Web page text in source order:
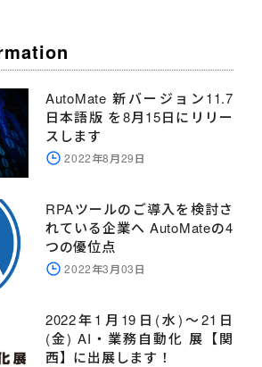
AutoMate 新バージョン11.7
日本語版 を8月15日にリリー
スします
2022年8月29日
RPAツールのご導入を検討さ
れている企業へ AutoMateの4
つの優位点
2022年3月03日
2022年1月19日(水)～21日
(金) AI・業務自動化 展【関
西】に出展します！